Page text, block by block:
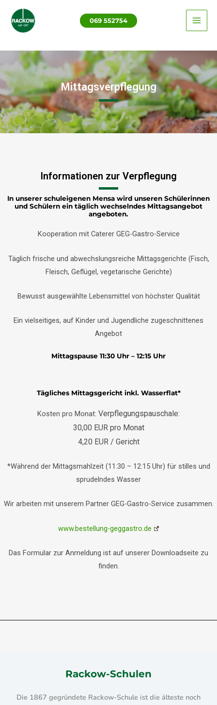
Inhalt
springen
069 552754
Mittagsverpflegung
Informationen zur Verpflegung
In unserer schuleigenen Mensa wird unseren Schülerinnen
und Schülern ein täglich wechselndes Mittagsangebot
angeboten.
Kooperation mit Caterer GEG-Gastro-Service
Täglich frische und abwechslungsreiche Mittagsgerichte (Fisch,
Fleisch, Geflügel, vegetarische Gerichte)
Bewusst ausgewählte Lebensmittel von höchster Qualität
Ein vielseitiges, auf Kinder und Jugendliche zugeschnittenes
Angebot
Mittagspause 11:30 Uhr – 12:15 Uhr
Tägliches Mittagsgericht inkl. Wasserflat*
Kosten pro Monat: Verpflegungspauschale:
30,00 EUR pro Monat
4,20 EUR / Gericht
*Während der Mittagsmahlzeit (11:30 – 12:15 Uhr) für stilles und
sprudelndes Wasser
Wir arbeiten mit unserem Partner GEG-Gastro-Service zusammen.
www.bestellung-geggastro.de
Das Formular zur Anmeldung ist auf unserer Downloadseite zu
finden.
Rackow-Schulen
Die 1867 gegründete Rackow-Schule ist die älteste noch